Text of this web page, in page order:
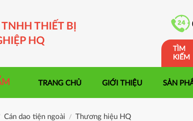
THIẾT BỊ
HQ
TÌM
KIẾM
TRANG CHỦ GIỚI THIỆU SẢN
Cán dao tiện ngoài / Thương hiệu HQ